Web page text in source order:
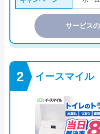
サービス
イースマイル